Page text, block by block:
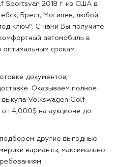
Sportsvan 2018 г. из США в
Брест, Могилев, любой
ключ". С нами Вы получите
автомобиль в
оптимальным срокам
документов,
Оказываем полное
Volkswagen Golf
от 4,000$ на аукционе до
другие выгодные
варианты, максимально